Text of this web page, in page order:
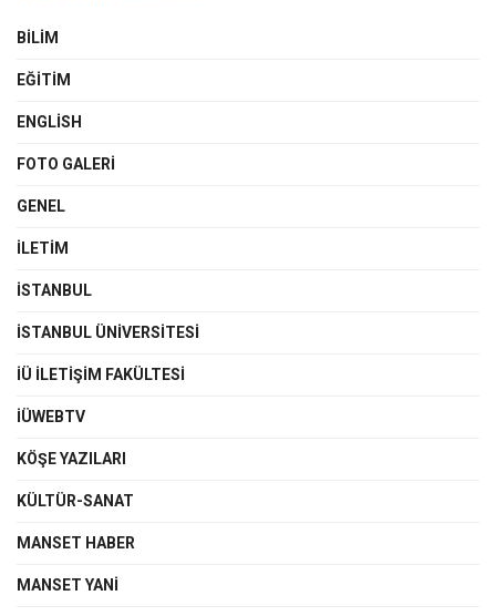
BILIM
EĞITIM
ENGLISH
FOTO GALERI
GENEL
İLETIM
İSTANBUL
İSTANBUL ÜNIVERSITESI
İÜ İLETIŞIM FAKÜLTESI
İÜWEBTV
KÖŞE YAZILARI
KÜLTÜR-SANAT
MANSET HABER
MANSET YANI